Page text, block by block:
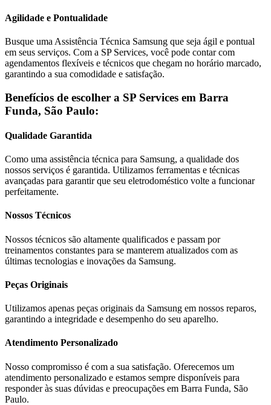
Agilidade e Pontualidade
Busque uma Assistência Técnica Samsung que seja ágil e pontual
em seus serviços. Com a SP Services, você pode contar com
agendamentos flexíveis e técnicos que chegam no horário marcado,
garantindo a sua comodidade e satisfação.
Benefícios de escolher a SP Services em Barra
Funda, São Paulo:
Qualidade Garantida
Como uma assistência técnica para Samsung, a qualidade dos
nossos serviços é garantida. Utilizamos ferramentas e técnicas
avançadas para garantir que seu eletrodoméstico volte a funcionar
perfeitamente.
Nossos Técnicos
Nossos técnicos são altamente qualificados e passam por
treinamentos constantes para se manterem atualizados com as
últimas tecnologias e inovações da Samsung.
Peças Originais
Utilizamos apenas peças originais da Samsung em nossos reparos,
garantindo a integridade e desempenho do seu aparelho.
Atendimento Personalizado
Nosso compromisso é com a sua satisfação. Oferecemos um
atendimento personalizado e estamos sempre disponíveis para
responder às suas dúvidas e preocupações em Barra Funda, São
Paulo.